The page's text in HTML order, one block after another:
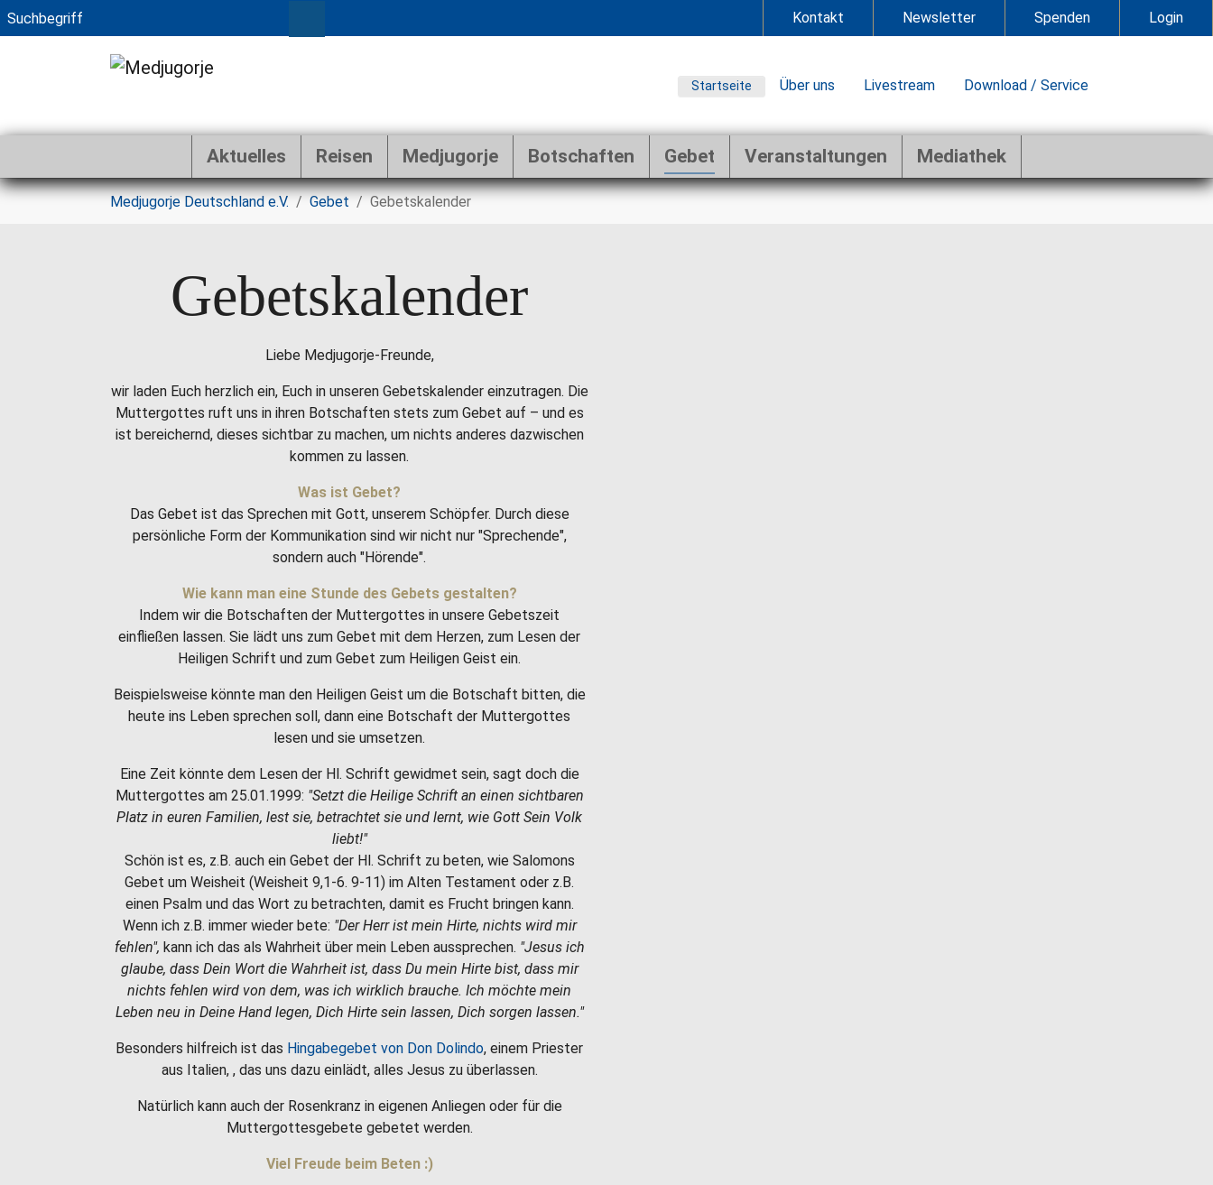
Zum Hauptinhalt springen
Kontakt Newsletter Spenden Login
Startseite Über uns Livestream Download / Service
Aktuelles Reisen Medjugorje Botschaften Gebet Veranstaltungen Mediathek
Sie sind hier:
Medjugorje Deutschland e.V. Gebet Gebetskalender
Gebetskalender
Liebe Medjugorje-Freunde,
wir laden Euch herzlich ein, Euch in unseren Gebetskalender einzutragen. Die
Muttergottes ruft uns in ihren Botschaften stets zum Gebet auf – und es
ist bereichernd, dieses sichtbar zu machen, um nichts anderes dazwischen
kommen zu lassen.
Was ist Gebet?
Das Gebet ist das Sprechen mit Gott, unserem Schöpfer. Durch diese
persönliche Form der Kommunikation sind wir nicht nur "Sprechende",
sondern auch "Hörende".
Wie kann man eine Stunde des Gebets gestalten?
Indem wir die Botschaften der Muttergottes in unsere Gebetszeit
einfließen lassen. Sie lädt uns zum Gebet mit dem Herzen, zum Lesen der
Heiligen Schrift und zum Gebet zum Heiligen Geist ein.
Beispielsweise könnte man den Heiligen Geist um die Botschaft bitten, die
heute ins Leben sprechen soll, dann eine Botschaft der Muttergottes
lesen und sie umsetzen.
Eine Zeit könnte dem Lesen der Hl. Schrift gewidmet sein, sagt doch die
Muttergottes am 25.01.1999: "Setzt die Heilige Schrift an einen sichtbaren
Platz in euren Familien, lest sie, betrachtet sie und lernt, wie Gott Sein Volk
liebt!"
Schön ist es, z.B. auch ein Gebet der Hl. Schrift zu beten, wie Salomons
Gebet um Weisheit (Weisheit 9,1-6. 9-11) im Alten Testament oder z.B.
einen Psalm und das Wort zu betrachten, damit es Frucht bringen kann.
Wenn ich z.B. immer wieder bete: "Der Herr ist mein Hirte, nichts wird mir
fehlen", kann ich das als Wahrheit über mein Leben aussprechen. "Jesus ich
glaube, dass Dein Wort die Wahrheit ist, dass Du mein Hirte bist, dass mir
nichts fehlen wird von dem, was ich wirklich brauche. Ich möchte mein
Leben neu in Deine Hand legen, Dich Hirte sein lassen, Dich sorgen lassen."
Besonders hilfreich ist das Hingabegebet von Don Dolindo, einem Priester
aus Italien, , das uns dazu einlädt, alles Jesus zu überlassen.
Natürlich kann auch der Rosenkranz in eigenen Anliegen oder für die
Muttergottesgebete gebetet werden.
Viel Freude beim Beten :)